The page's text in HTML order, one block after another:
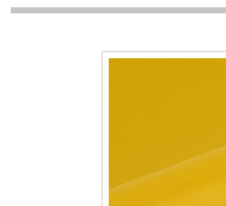
SKÆRFOLIE
SPECIEL SKÆRFOLIE